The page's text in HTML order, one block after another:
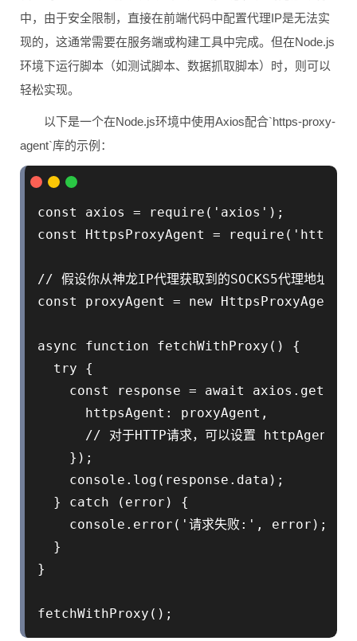
中，由于安全限制，直接在前端代码中配置代理IP是无法实
现的，这通常需要在服务端或构建工具中完成。但在Node.js
环境下运行脚本（如测试脚本、数据抓取脚本）时，则可以
轻松实现。
以下是一个在Node.js环境中使用Axios配合`https-proxy-
agent`库的示例：
const axios = require('axios');
const HttpsProxyAgent = require('https-
// 假设你从神龙IP代理获取到的SOCKS5代理地
const proxyAgent = new
async function fetchWithProxy() {
  try {
const response = await
      httpsAgent: proxyAgent,
// 对于HTTP请求，可以设置 httpAgent:
    });
    console.log(response.data);
  } catch (error) {
    console.error('请求失败:', error);
  }
}